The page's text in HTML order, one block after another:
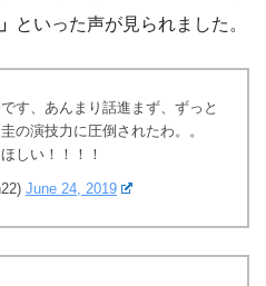
」 といった声が見られました。
す、あんまり話進まず、ずっと
の演技力に圧倒されたわ。。
しい！！！！
June 24, 2019